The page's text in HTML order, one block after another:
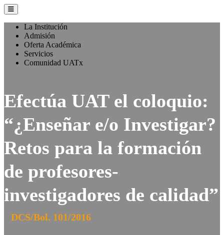
La Institución
Admisión
Oferta Académica
Servicios
Comunidad UATx
Efectúa UAT el coloquio:
“¿Enseñar e/o Investigar?
Retos para la formación
de profesores-
investigadores de calidad”
DCS/Bol. 101/2016